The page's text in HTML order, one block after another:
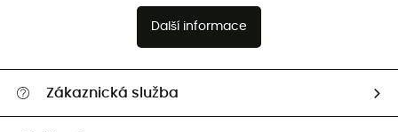
Další informace
Zákaznická služba